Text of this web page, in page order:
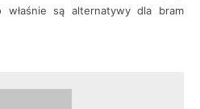
właśnie są alternatywy dla bram